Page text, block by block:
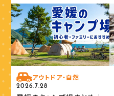
アウトドア・自然
2026.7.28